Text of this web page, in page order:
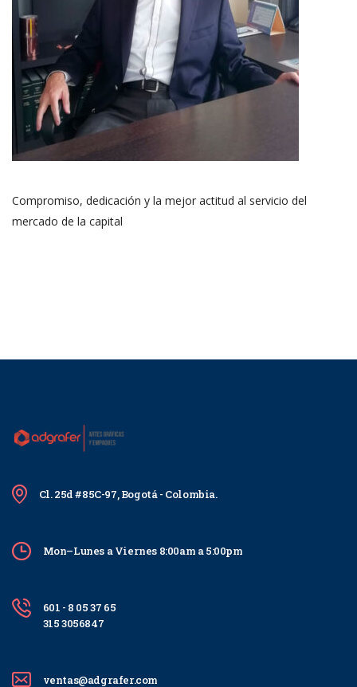
Compromiso, dedicación y la mejor actitud al servicio del
mercado de la capital
Cl. 25d #85C-97, Bogotá - Colombia.
Mon–Lunes a Viernes 8:00am a 5:00pm
601 - 8 05 37 65
315 3056847
ventas@adgrafer.com